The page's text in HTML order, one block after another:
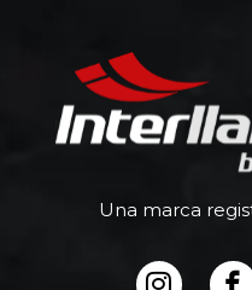
Una marca